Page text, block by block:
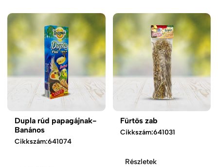
Dupla rúd papagájnak-
Banános
Cikkszám:641074
Fürtös zab
Cikkszám:641031
Részletek